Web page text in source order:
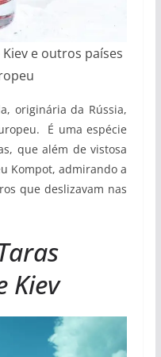
e outros países
originária da Rússia,
É uma espécie
que além de vistosa
Kompot, admirando a
que deslizavam nas
Kiev